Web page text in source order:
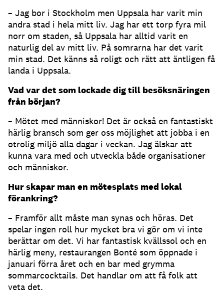
– Jag bor i Stockholm men Uppsala har varit min
andra stad i hela mitt liv. Jag har ett torp fyra mil
norr om staden, så Uppsala har alltid varit en
naturlig del av mitt liv. På somrarna har det varit
min stad. Det känns så roligt och rätt att äntligen få
landa i Uppsala.
Vad var det som lockade dig till besöksnäringen
från början?
– Mötet med människor! Det är också en fantastiskt
härlig bransch som ger oss möjlighet att jobba i en
otrolig miljö alla dagar i veckan. Jag älskar att
kunna vara med och utveckla både organisationer
och människor.
Hur skapar man en mötesplats med lokal
förankring?
– Framför allt måste man synas och höras. Det
spelar ingen roll hur mycket bra vi gör om vi inte
berättar om det. Vi har fantastisk kvällssol och en
härlig meny, restaurangen Bonté som öppnade i
januari förra året och en bar med grymma
sommarcocktails. Det handlar om att få folk att
veta det.